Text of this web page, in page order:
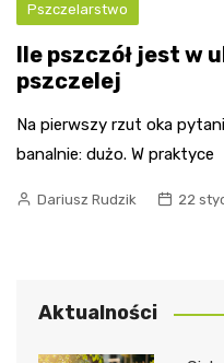
Pszczelarstwo
Ile pszczół jest w
pszczelej
Na pierwszy rzut oka
banalnie: dużo. W praktyce
Dariusz Rudzik 22
Aktualności